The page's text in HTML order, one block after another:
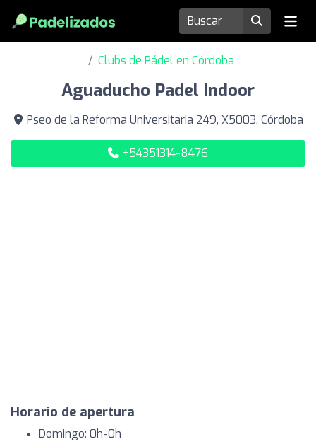
Clubs de Pádel en Córdoba
Aguaducho Padel Indoor
Pseo de la Reforma Universitaria 249, X5003, Córdoba
+54351314-8476
Horario de apertura
Domingo: 0h-0h